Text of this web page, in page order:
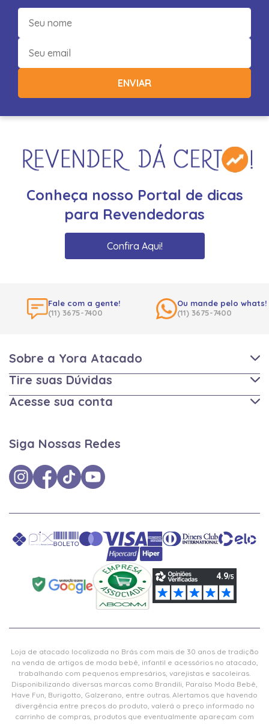
ENVIAR
Conheça nosso Portal de dicas
para Revendedoras
Confira Aqui!
Fale com a gente!
(11) 3675-7400
Ou mande pelo whats!
(11) 3675-7400
Sobre a Yora Atacado
Tire suas Dúvidas
Acesse sua conta
Siga Nossas Redes
Loja de atacado localizada no Brás com mais de 30 anos de tradição
na venda de artigos de moda bebê, infantil e acessórios no atacado,
trabalhando com pequenos empresários, varejistas e sacoleiras.
Disponibilizando diversas marcas como Brandili, Paraíso Moda Bebê,
Have Fun, Burigotto, Galzerano, entre outras. Alertamos que havendo
divergência entre preços do produto, valerá o preço informado no
carrinho de compras, produtos que eventualmente apareçam com